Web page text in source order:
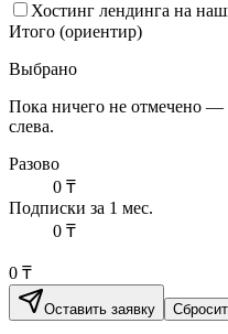
Хостинг лендинга на
Итого (ориентир)
Выбрано
Пока ничего не отмечено —
слева.
Разово
0 ₸
Подписки за 1 мес.
0 ₸
0 ₸
Оставить заявку